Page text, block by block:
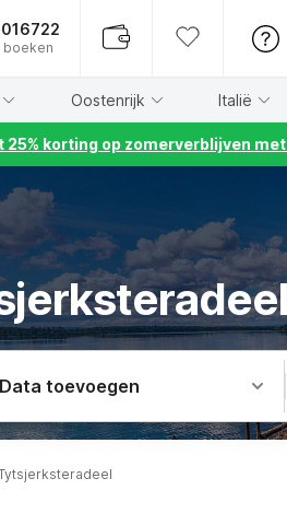
boeken
Oostenrijk Italië
25% korting op zomerverblijven met
Data toevoegen